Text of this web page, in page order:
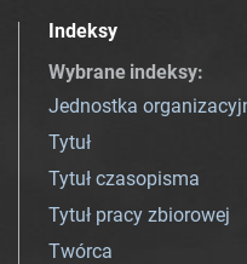
Indeksy
Wybrane indeksy:
Jednostka
Tytuł
Tytuł czasopisma
Tytuł pracy zbiorowej
Twórca